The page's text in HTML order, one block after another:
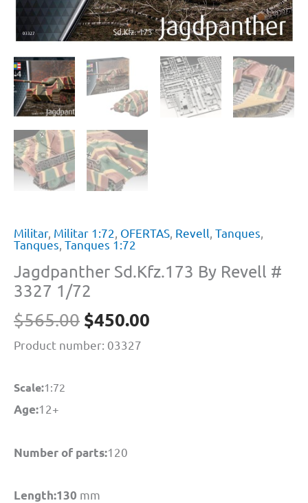
Militar, Militar 1:72 OFERTAS Revell Tanques
Tanques Tanques 1:72
Jagdpanther Sd.Kfz.173 By Revell #
3327 1/72
$565.00 El
precio
$450.00
Product number: 03327
Scale:1:72
Age:12+
Number of parts:120
Length:130 mm